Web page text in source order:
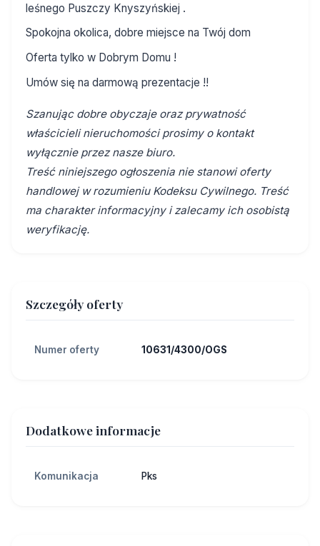
leśnego Puszczy Knyszyńskiej .
Spokojna okolica, dobre miejsce na Twój dom
Oferta tylko w Dobrym Domu !
Umów się na darmową prezentacje !!
Szanując dobre obyczaje oraz prywatność
właścicieli nieruchomości prosimy o kontakt
wyłącznie przez nasze biuro.
Treść niniejszego ogłoszenia nie stanowi oferty
handlowej w rozumieniu Kodeksu Cywilnego. Treść
ma charakter informacyjny i zalecamy ich osobistą
weryfikację.
Szczegóły oferty
Numer oferty 10631/4300/OGS
Dodatkowe informacje
Komunikacja Pks